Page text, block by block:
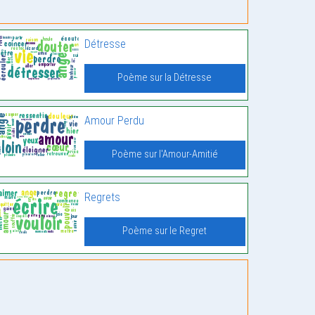
Détresse
Poème sur la Détresse
Amour Perdu
Poème sur l'Amour-Amitié
Regrets
Poème sur le Regret